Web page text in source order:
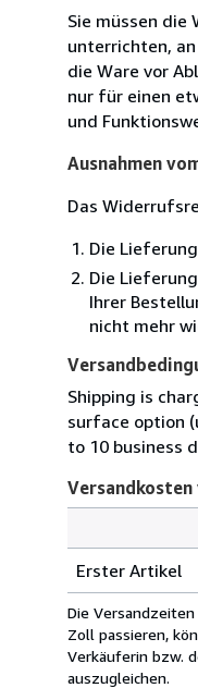
Sie müssen die
unterrichten, an
die Ware vor
nur für einen
und
Ausnahmen
Das
Die
Die
Ihrer
nicht mehr
Shipping is
surface option
to 10 business
Versandkosten
von
Irland
nach
USA
Erster Artikel
Die
Zoll passieren,
Verkäuferin bzw.
auszugleichen.